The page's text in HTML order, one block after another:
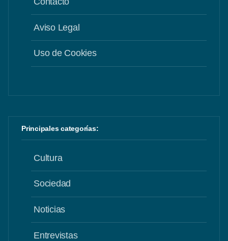
Aviso Legal
Uso de Cookies
Principales categorías:
Cultura
Sociedad
Noticias
Entrevistas